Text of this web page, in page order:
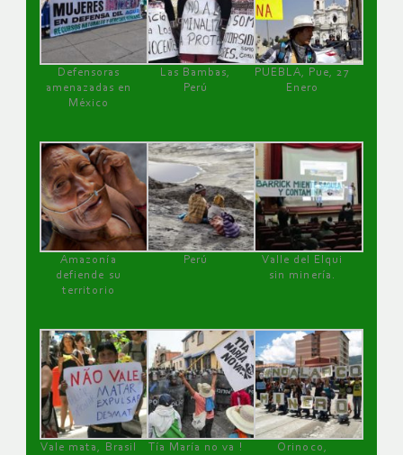
Defensoras
amenazadas en
México
Las Bambas,
Perú
PUEBLA, Pue, 27
Enero
Amazonía
defiende su
territorio
Perú
Valle del Elqui
sin minería.
Vale mata, Brasil Tía María no va ! Orinoco,